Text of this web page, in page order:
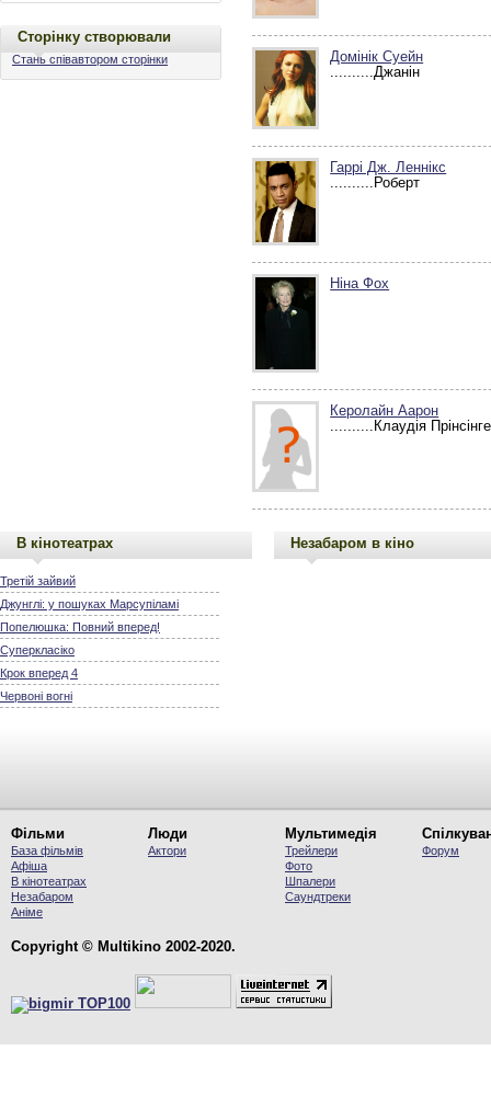
Сторінку створювали
Стань співавтором сторінки
Домінік Суейн
..........Джанін
Гаррі Дж. Леннікс
..........Роберт
Ніна Фох
Керолайн Аарон
..........Клаудія
В кінотеатрах
Третій зайвий
Джунглі: у пошуках Марсупіламі
Попелюшка: Повний вперед!
Суперкласіко
Крок вперед 4
Червоні вогні
Незабаром в кіно
Фільми
База фільмів
Афіша
В кінотеатрах
Незабаром
Аніме
Люди
Актори
Мультимедія
Трейлери
Фото
Шпалери
Саундтреки
Форум
Copyright © Multikino 2002-2020.